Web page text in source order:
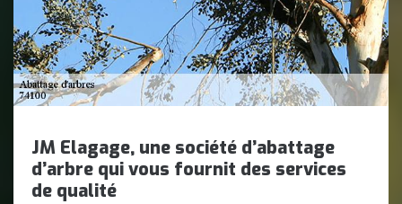
JM Elagage, une société d’abattage
d’arbre qui vous fournit des services
de qualité